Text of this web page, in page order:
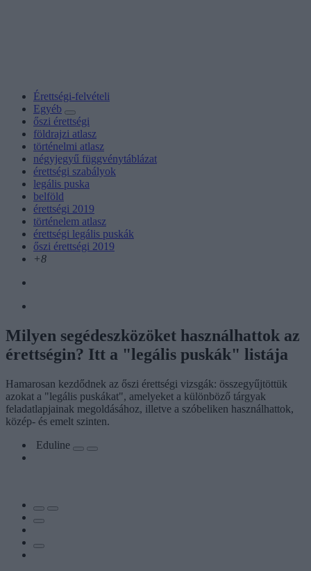
Érettségi-felvételi
Egyéb
őszi érettségi
földrajzi atlasz
történelmi atlasz
négyjegyű függvénytáblázat
érettségi szabályok
legális puska
belföld
érettségi 2019
történelem atlasz
érettségi legális puskák
őszi érettségi 2019
+8
Milyen segédeszközöket használhattok az
érettségin? Itt a "legális puskák" listája
Hamarosan kezdődnek az őszi érettségi vizsgák: összegyűjtöttük
azokat a "legális puskákat", amelyeket a különböző tárgyak
feladatlapjainak megoldásához, illetve a szóbeliken használhattok,
közép- és emelt szinten.
Eduline